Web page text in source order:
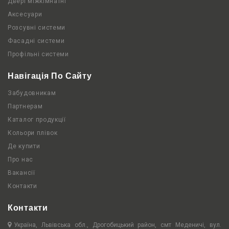
Аксесуари
Розсувні системи
Фасадні системи
Профільні системи
Навігація По Сайту
Забудовникам
Партнерам
Каталог продукції
Кольори плівок
Де купити
Про нас
Вакансії
Контакти
Контакти
Україна, Львівська обл., Дрогобицький район, смт Меденичі, вул.